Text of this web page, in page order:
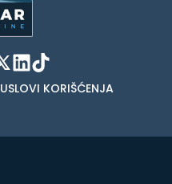
USLOVI KORIŠĆENJA